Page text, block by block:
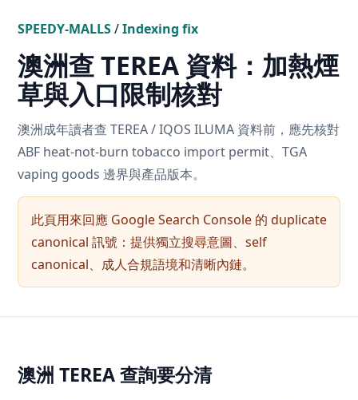
SPEEDY-MALLS/Indexing fix
澳洲查 TEREA 資料：加熱煙
草與入口限制核對
澳洲成年讀者查 TEREA / IQOS ILUMA 資料前，應先核對
ABF heat-not-burn tobacco import permit、TGA
vaping goods 邊界與產品版本。
此頁用來回應 Google Search Console 的 duplicate
canonical 訊號：提供獨立搜尋意圖、self
canonical、成人合規語境和清晰內鏈。
澳洲 TEREA 查詢要分清